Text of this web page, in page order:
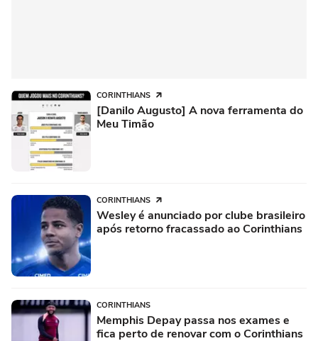
CORINTHIANS
[Danilo Augusto] A nova ferramenta do
Meu Timão
CORINTHIANS
Wesley é anunciado por clube brasileiro
após retorno fracassado ao Corinthians
CORINTHIANS
Memphis Depay passa nos exames e
fica perto de renovar com o Corinthians